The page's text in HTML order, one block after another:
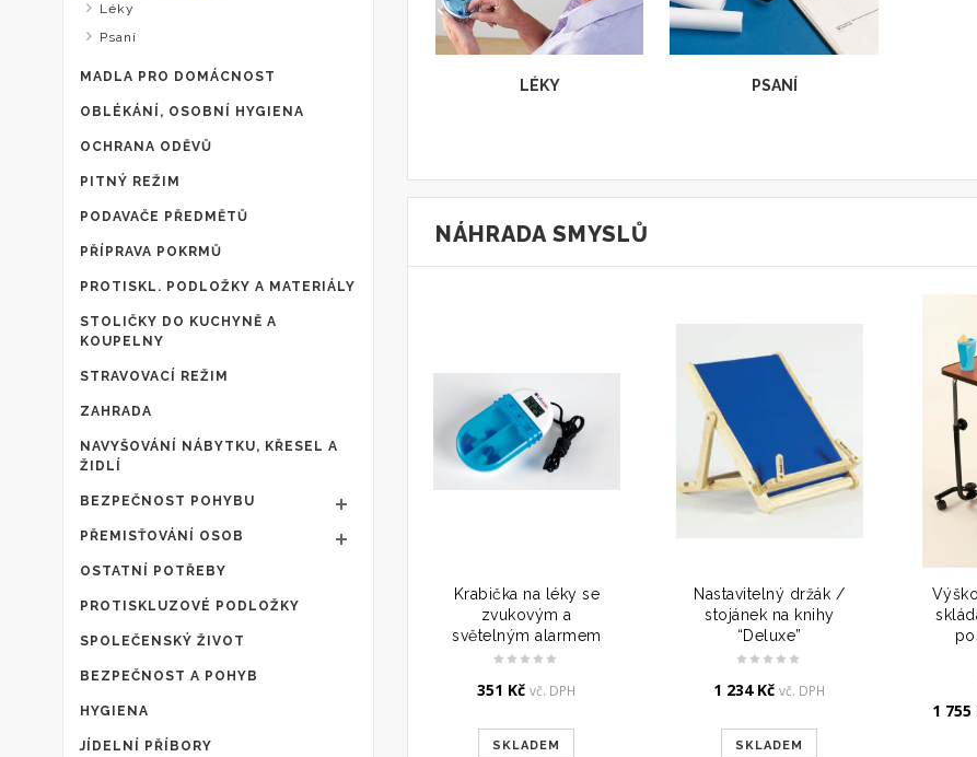
Léky
Psaní
MADLA PRO DOMÁCNOST
OBLÉKÁNÍ, OSOBNÍ HYGIENA
OCHRANA ODĚVŮ
PITNÝ REŽIM
PODAVAČE PŘEDMĚTŮ
PŘÍPRAVA POKRMŮ
PROTISKL. PODLOŽKY A MATERIÁLY
STOLIČKY DO KUCHYNĚ A
KOUPELNY
STRAVOVACÍ REŽIM
ZAHRADA
NAVYŠOVÁNÍ NÁBYTKU, KŘESEL A
ŽIDLÍ
BEZPEČNOST POHYBU
PŘEMISŤOVÁNÍ OSOB
OSTATNÍ POTŘEBY
PROTISKLUZOVÉ PODLOŽKY
SPOLEČENSKÝ ŽIVOT
BEZPEČNOST A POHYB
HYGIENA
JÍDELNÍ PŘÍBORY
LÉKY PSANÍ
NÁHRADA SMYSLŮ
Krabička na léky se
zvukovým a
světelným alarmem
351 Kč vč. DPH
SKLADEM
Nastavitelný držák /
stojánek na knihy
“Deluxe”
1 234 Kč vč. DPH
SKLADEM
1 755